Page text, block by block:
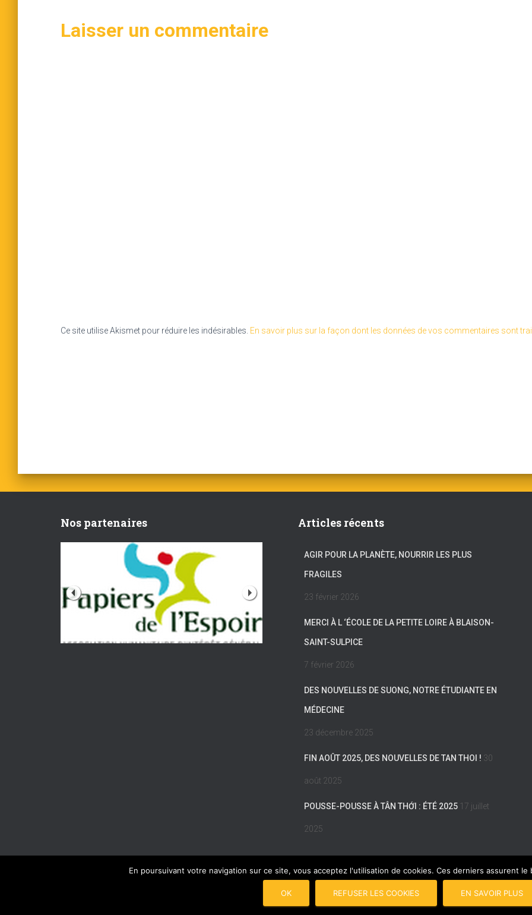
Laisser un commentaire
Ce site utilise Akismet pour réduire les indésirables. En savoir plus sur la façon dont les données de vos commentaires sont
Nos partenaires Articles récents
AGIR POUR LA PLANÈTE, NOURRIR LES PLUS
FRAGILES
23 février 2026
MERCI À L ‘ÉCOLE DE LA PETITE LOIRE À BLAISON-
SAINT-SULPICE
7 février 2026
DES NOUVELLES DE SUONG, NOTRE ÉTUDIANTE EN
MÉDECINE
23 décembre 2025
FIN AOÛT 2025, DES NOUVELLES DE TAN THOI ! 30
août 2025
POUSSE-POUSSE À TÂN THỚI : ÉTÉ 2025 17 juillet
2025
MENTIONS LÉGALES PLAN DU SITE COPYRIGHT © 2017 POUSSE-POUSSE
En poursuivant votre navigation sur ce site, vous acceptez l'utilisation de cookies. Ces derniers assurent
OK REFUSER LES COOKIES EN SAVOIR PLUS